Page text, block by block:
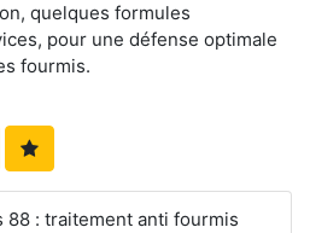
quelques formules
pour une défense optimale
fourmis.
: traitement anti fourmis